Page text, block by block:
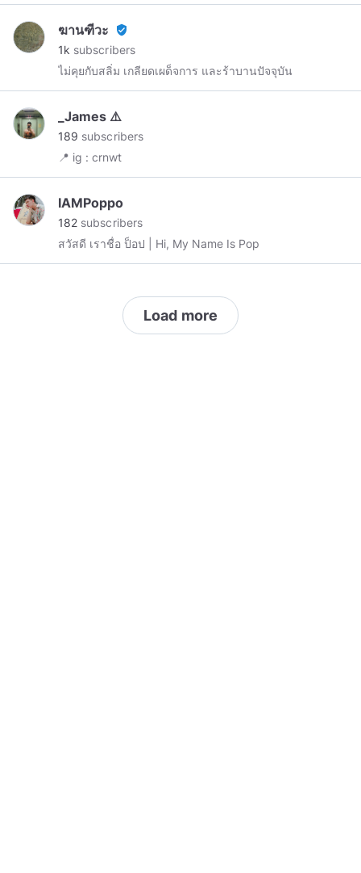
supporters label me as “a person who hates
their country” — ok, boomer. แหมด ตุ๊ดวอนนาบี
หัวรุนแรงผู้เสพติดกาแฟดีๆ เคยซึมเส้าเซลฟ์เอสตีม
ตกต่ำ อดีตเป็นเสื้อแดงท่ามกลางดงสลิ่ม ปัจจุบันเป็น
ซ้ายทุนนิยมประมาณนึง โสดจีบได้ รักแรง เกลียด
forward และ three leg dog ได้สวยเหมือนหน้าตา
ฆานฑีวะ verified_user
1k subscribers
ไม่คุยกับสลิ่ม เกลียดเผด็จการ และร้าบานปัจจุบัน
_James ⚠️
189 subscribers
📍 ig : crnwt
IAMPoppo
182 subscribers
สวัสดี เราชื่อ ป็อป | Hi, My Name Is Pop
Load more